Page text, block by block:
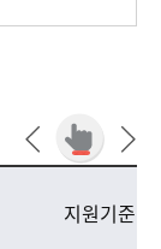
지원기준